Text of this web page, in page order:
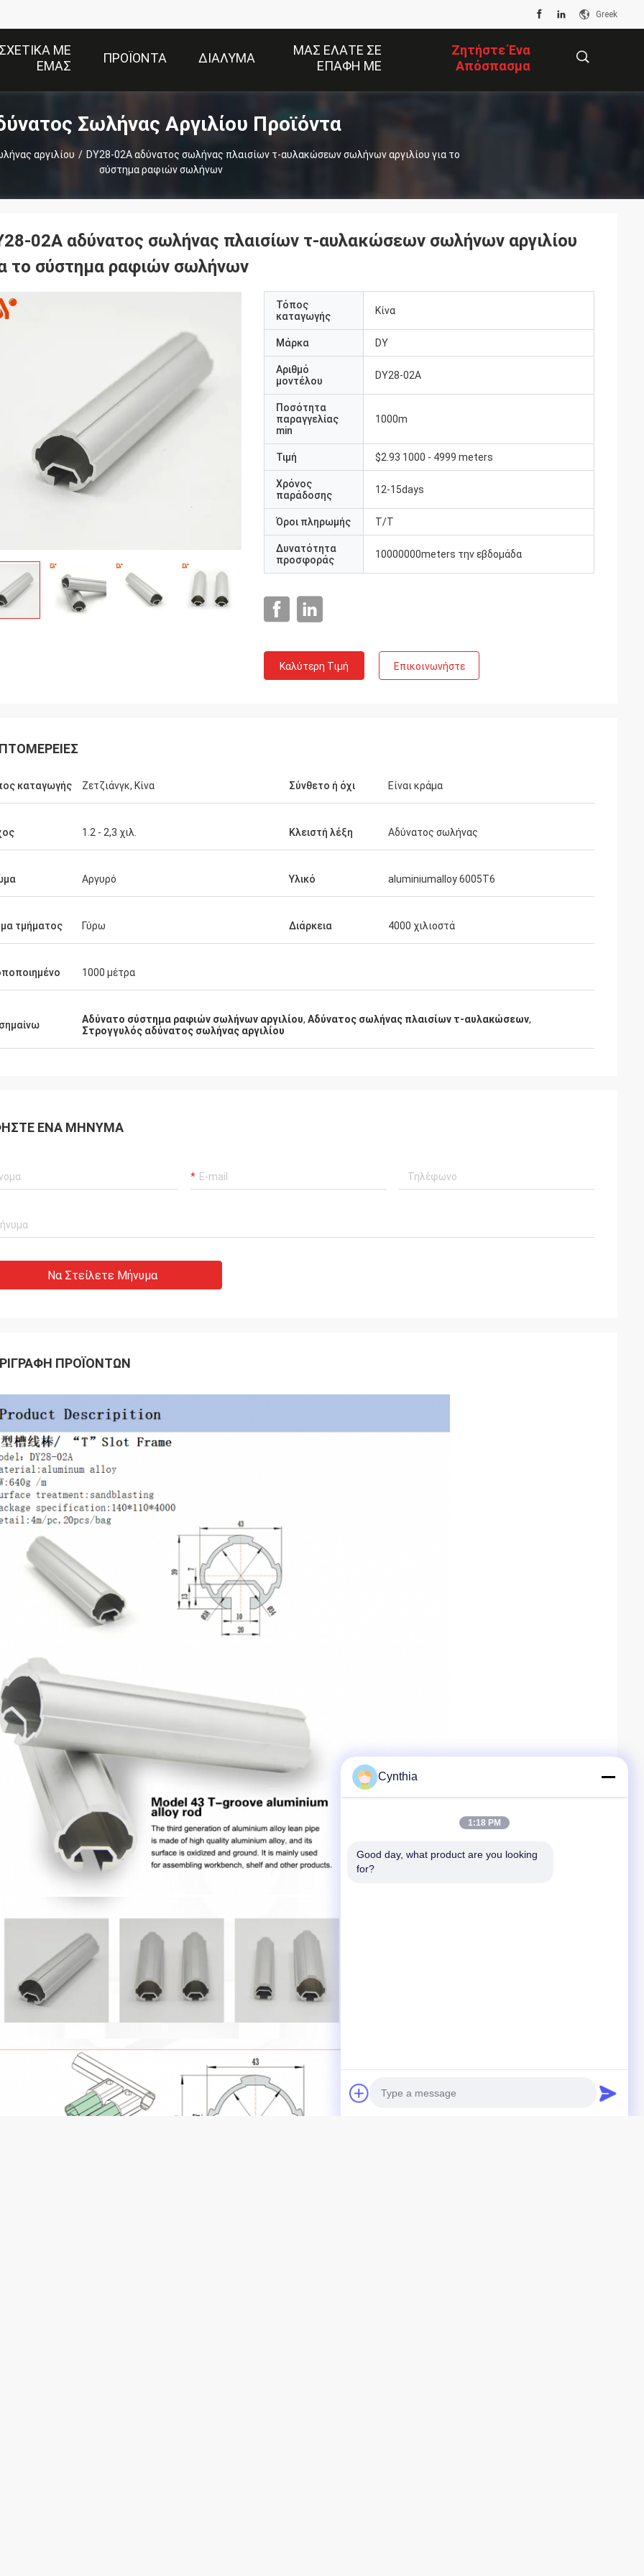
Greek
ΜΕ
ΕΜΆΣ
ΠΡΟΪΌΝΤΑ ΔΙΆΛΥΜΑ
ΜΑΣ ΕΛΆΤΕ ΣΕ
ΕΠΑΦΉ ΜΕ
Ζητήστε Ένα
Απόσπασμα
Σωλήνας Αργιλίου Προϊόντα
αργιλίου / DY28-02A αδύνατος σωλήνας πλαισίων τ-αυλακώσεων σωλήνων αργιλίου για το
σύστημα ραφιών σωλήνων
Ναι, αγοράζουμε πάντα τον πίνακα
02A αδύνατος σωλήνας πλαισίων τ-αυλακώσεων σωλήνων αργιλίου
το σύστημα ραφιών σωλήνων
Τόπος
καταγωγής
Κίνα
Μάρκα DY
Αριθμό
μοντέλου
DY28-02A
Ποσότητα
παραγγελίας
min
1000m
Τιμή $2.93 1000 - 4999 meters
Χρόνος
παράδοσης
12-15days
Όροι πληρωμής T/T
Δυνατότητα
προσφοράς
10000000meters την εβδομάδα
Καλύτερη Τιμή Επικοινωνήστε
καταγωγής Ζετζιάνγκ, Κίνα Σύνθετο ή όχι Είναι κράμα
1.2 - 2,3 χιλ. Κλειστή λέξη Αδύνατος σωλήνας
Αργυρό Υλικό aluminiumalloy 6005T6
τμήματος Γύρω Διάρκεια 4000 χιλιοστά
1000 μέτρα
Αδύνατο σύστημα ραφιών σωλήνων αργιλίου, Αδύνατος σωλήνας πλαισίων τ-αυλακώσεων,
Στρογγυλός αδύνατος σωλήνας αργιλίου
ΈΝΑ ΜΉΝΥΜΑ
Να Στείλετε Μήνυμα
ΠΡΟΪΌΝΤΩΝ
Cynthia
1:18 PM
Good day, what product are you looking
for?